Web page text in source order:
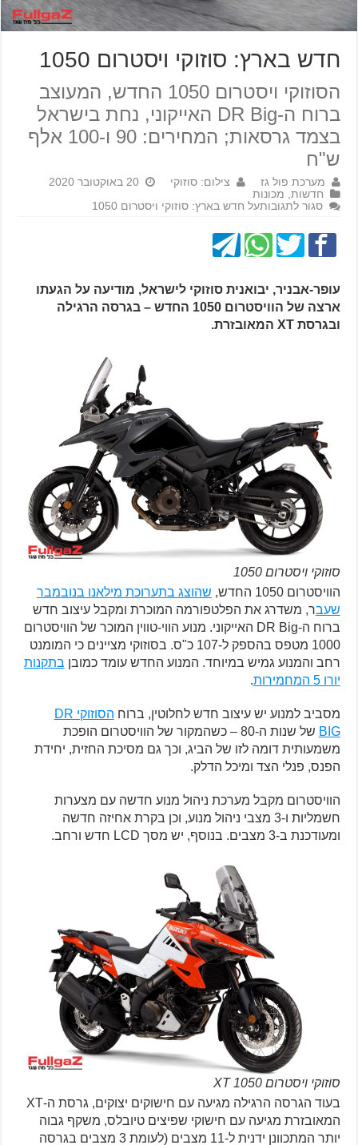
חדש בארץ: סוזוקי ויסטרום 1050
הסוזוקי ויסטרום 1050 החדש, המעוצב
ברוח ה-DR Big האייקוני, נחת בישראל
בצמד גרסאות; המחירים: 90 ו-100 אלף
ש"ח
מערכת פול גז צילום: סוזוקי
20 באוקטובר 2020
חדשות מכונות
סגור לתגובותעל חדש בארץ: סוזוקי ויסטרום 1050
עופר-אבניר, יבואנית סוזוקי לישראל, מודיעה על הגעתו
ארצה של הוויסטרום 1050 החדש – בגרסה הרגילה
ובגרסת XT המאובזרת.
סוזוקי ויסטרום 1050
הוויסטרום 1050 החדש,
שהוצג בתערוכת מילאנו בנובמבר
שעבר, משדרג את הפלטפורמה המוכרת ומקבל עיצוב חדש
ברוח ה-DR Big האייקוני. מנוע הווי-טווין המוכר של הוויסטרום
1000 מטפס בהספק ל-107 כ"ס. בסוזוקי מציינים כי המומנט
רחב והמנוע גמיש במיוחד. המנוע החדש עומד כמובן בתקנות
יורו 5 המחמירות
.
מסביב למנוע יש עיצוב חדש לחלוטין, ברוח
הסוזוקי DR
BIG
של שנות ה-80 – כשהמקור של הוויסטרום הופכת
משמעותית דומה לזו של הביג, וכך גם מסיכת החזית, יחידת
הפנס, פנלי הצד ומיכל הדלק.
הוויסטרום מקבל מערכת ניהול מנוע חדשה עם מצערות
חשמליות ו-3 מצבי ניהול מנוע, וכן בקרת אחיזה חדשה
ומעודכנת ב-3 מצבים. בנוסף, יש מסך LCD חדש ורחב.
סוזוקי ויסטרום 1050 XT
בעוד הגרסה הרגילה מגיעה עם חישוקים יצוקים, גרסת ה-XT
המאובזרת מגיעה עם חישוקי שפיצים טיובלס, משקף גבוה
יותר המתכוונן ידנית ל-11 מצבים (לעומת 3 מצבים בגרסה